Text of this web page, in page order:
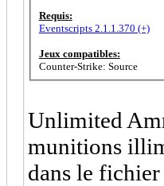
Requis:
Eventscripts 2.1.1.370 (+)
Jeux compatibles:
Counter-Strike: Source
Unlimited
munitions
dans le